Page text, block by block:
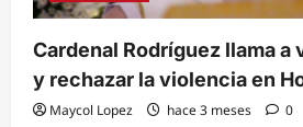
Cardenal Rodríguez llama a
y rechazar la violencia en
Maycol Lopez hace 3 meses 0